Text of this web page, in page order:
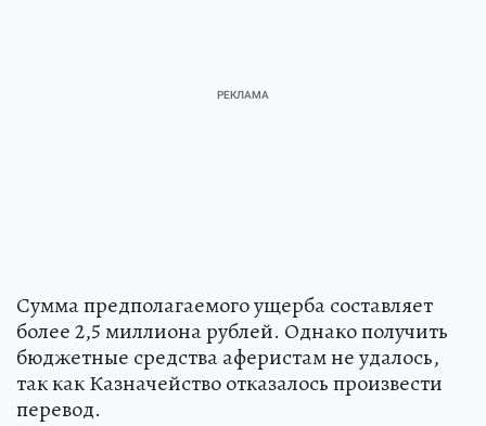
Сумма предполагаемого ущерба составляет
более 2,5 миллиона рублей. Однако получить
бюджетные средства аферистам не удалось,
так как Казначейство отказалось произвести
перевод.